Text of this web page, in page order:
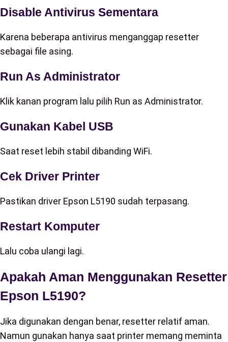
Disable Antivirus Sementara
Karena beberapa antivirus menganggap resetter
sebagai file asing.
Run As Administrator
Klik kanan program lalu pilih Run as Administrator.
Gunakan Kabel USB
Saat reset lebih stabil dibanding WiFi.
Cek Driver Printer
Pastikan driver Epson L5190 sudah terpasang.
Restart Komputer
Lalu coba ulangi lagi.
Apakah Aman Menggunakan Resetter
Epson L5190?
Jika digunakan dengan benar, resetter relatif aman.
Namun gunakan hanya saat printer memang meminta